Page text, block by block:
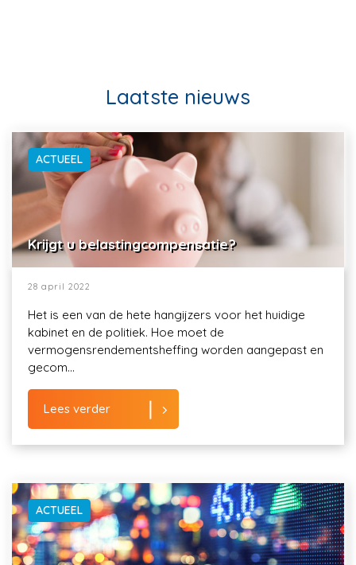
Laatste nieuws
ACTUEEL
Krijgt u belastingcompensatie?
28 april 2022
Het is een van de hete hangijzers voor het huidige
kabinet en de politiek. Hoe moet de
vermogensrendementsheffing worden aangepast en
gecom...
Lees verder
ACTUEEL